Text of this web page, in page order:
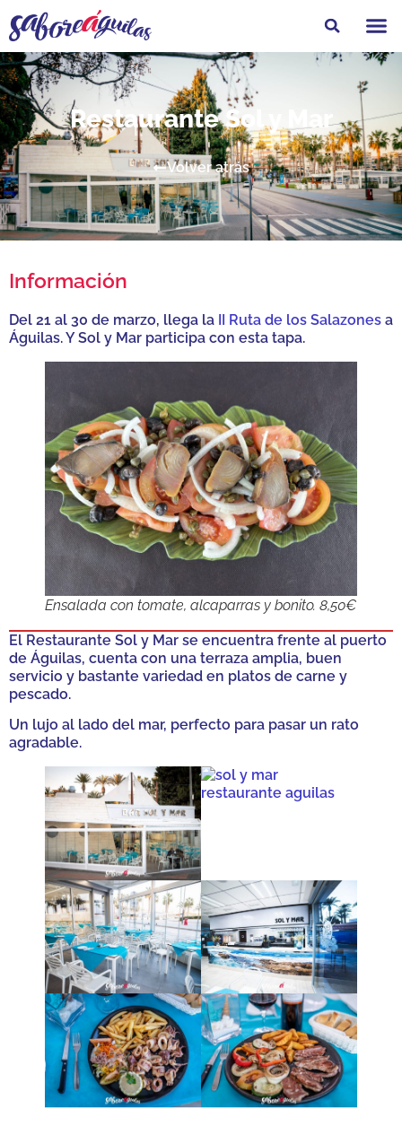
Restaurante Sol y Mar
Volver atrás
Información
Del 21 al 30 de marzo, llega la II Ruta de los Salazones a
Águilas. Y Sol y Mar participa con esta tapa.
Ensalada con tomate, alcaparras y bonito. 8,50€
El Restaurante Sol y Mar se encuentra frente al puerto
de Águilas, cuenta con una terraza amplia, buen
servicio y bastante variedad en platos de carne y
pescado.
Un lujo al lado del mar, perfecto para pasar un rato
agradable.